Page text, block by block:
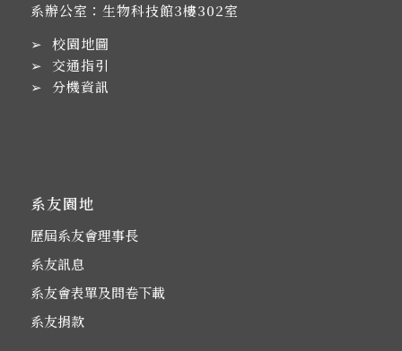
系辦公室：生物科技館3樓302室
➢ 校園地圖
➢ 交通指引
➢ 分機資訊
系友園地
歷屆系友會理事長
系友訊息
系友會表單及問卷下載
系友捐款